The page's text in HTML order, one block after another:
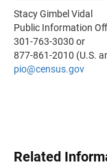
Stacy Gimbel Vidal
Public Information
301-763-3030 or
877-861-2010 (U.S.
pio@census.gov
Related